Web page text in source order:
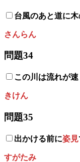
台風のあと道に
さんらん
問題34
この川は流れが
きけん
問題35
出かける前に姿見
すがたみ